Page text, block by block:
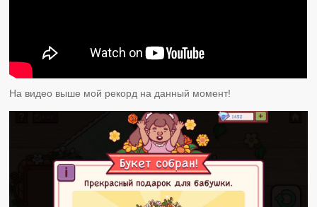
На видео выше мой рекорд на данный момент!